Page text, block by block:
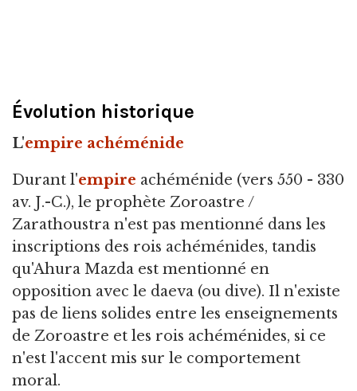
Évolution historique
L'empire achéménide
Durant l'empire achéménide (vers 550 - 330
av. J.-C.), le prophète Zoroastre /
Zarathoustra n'est pas mentionné dans les
inscriptions des rois achéménides, tandis
qu'Ahura Mazda est mentionné en
opposition avec le daeva (ou dive). Il n'existe
pas de liens solides entre les enseignements
de Zoroastre et les rois achéménides, si ce
n'est l'accent mis sur le comportement
moral.